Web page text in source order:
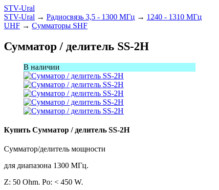
STV-Ural
STV-Ural → Радиосвязь 3,5 - 1300 МГц → 1240 - 1310 МГц
UHF → Сумматоры SHF
Сумматор / делитель SS-2H
В наличии
Купить Сумматор / делитель SS-2H
Сумматор/делитель мощности
для диапазона 1300 МГц.
Z: 50 Ohm. Po: < 450 W.